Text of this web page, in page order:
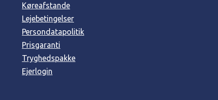
Køreafstande
Lejebetingelser
Persondatapolitik
Prisgaranti
Tryghedspakke
Ejerlogin